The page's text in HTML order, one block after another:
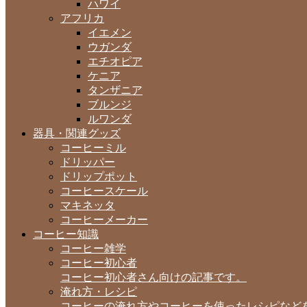
ハワイ
アフリカ
イエメン
ウガンダ
エチオピア
ケニア
タンザニア
ブルンジ
ルワンダ
器具・関連グッズ
コーヒーミル
ドリッパー
ドリップポット
コーヒースケール
マキネッタ
コーヒーメーカー
コーヒー知識
コーヒー雑学
コーヒー初心者
コーヒー初心者さん向けの記事です。
淹れ方・レシピ